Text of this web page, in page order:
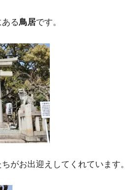
る鳥居です。
ちがお出迎えしてくれています。